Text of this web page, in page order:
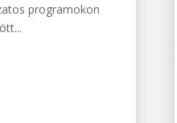
programokon